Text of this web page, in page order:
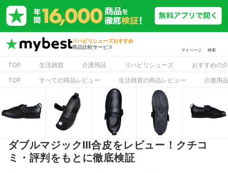
リハビリシューズおすすめ
商品比較サービス
マイページ 検索
TOP 生活雑貨 介護用品 リハビリシューズ
おすすめの
TOP
すべての商品レビュー 生活雑貨の商品レビュー 介護用
ダブルマジックⅢ合皮をレビュー！クチコ
ミ・評判をもとに徹底検証